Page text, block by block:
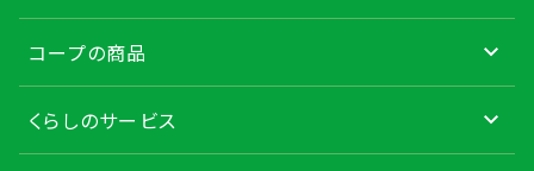
コープの商品
くらしのサービス